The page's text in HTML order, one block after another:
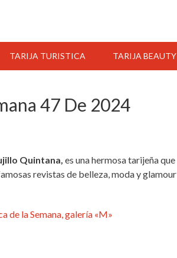
TARIJA TURISTICA TARIJA BEAUTY
47 De 2024
Quintana, es una hermosa tarijeña que
revistas de belleza, moda y glamour
de la Semana, galería «M»